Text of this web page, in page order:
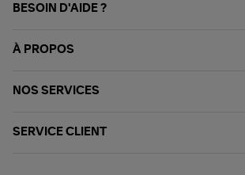
BESOIN D'AIDE ?
À PROPOS
NOS SERVICES
SERVICE CLIENT